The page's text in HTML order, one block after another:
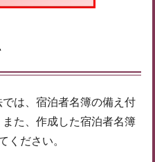
は、宿泊者名簿の備え付
た、作成した宿泊者名簿
ください。